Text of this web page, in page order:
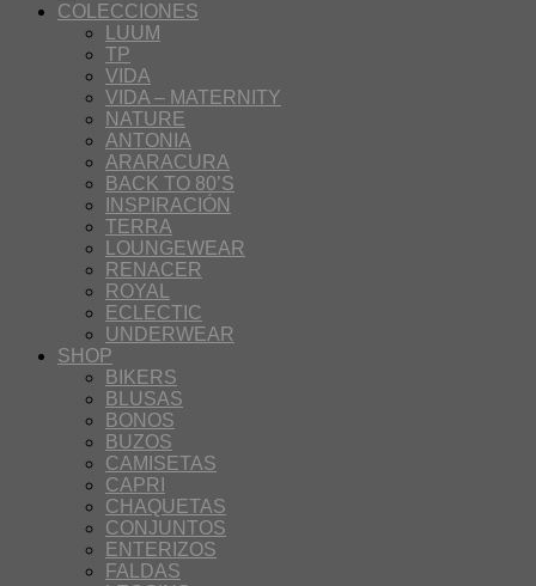
COLECCIONES
LUUM
TP
VIDA
VIDA – MATERNITY
NATURE
ANTONIA
ARARACURA
BACK TO 80’S
INSPIRACIÓN
TERRA
LOUNGEWEAR
RENACER
ROYAL
ECLECTIC
UNDERWEAR
SHOP
BIKERS
BLUSAS
BONOS
BUZOS
CAMISETAS
CAPRI
CHAQUETAS
CONJUNTOS
ENTERIZOS
FALDAS